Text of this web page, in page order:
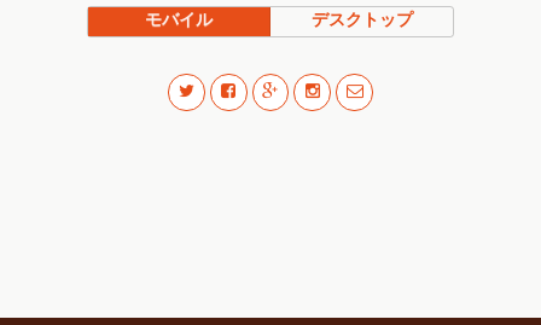
モバイル デスクトップ